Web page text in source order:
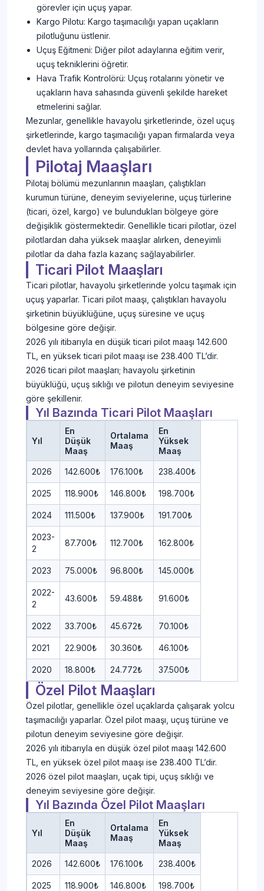
görevler için uçuş yapar.
Kargo Pilotu: Kargo taşımacılığı yapan uçakların
pilotluğunu üstlenir.
Uçuş Eğitmeni: Diğer pilot adaylarına eğitim verir,
uçuş tekniklerini öğretir.
Hava Trafik Kontrolörü: Uçuş rotalarını yönetir ve
uçakların hava sahasında güvenli şekilde hareket
etmelerini sağlar.
Mezunlar, genellikle havayolu şirketlerinde, özel uçuş
şirketlerinde, kargo taşımacılığı yapan firmalarda veya
devlet hava yollarında çalışabilirler.
Pilotaj Maaşları
Pilotaj bölümü mezunlarının maaşları, çalıştıkları
kurumun türüne, deneyim seviyelerine, uçuş türlerine
(ticari, özel, kargo) ve bulundukları bölgeye göre
değişiklik göstermektedir. Genellikle ticari pilotlar, özel
pilotlardan daha yüksek maaşlar alırken, deneyimli
pilotlar da daha fazla kazanç sağlayabilirler.
Ticari Pilot Maaşları
Ticari pilotlar, havayolu şirketlerinde yolcu taşımak için
uçuş yaparlar. Ticari pilot maaşı, çalıştıkları havayolu
şirketinin büyüklüğüne, uçuş süresine ve uçuş
bölgesine göre değişir.
2026 yılı itibarıyla en düşük ticari pilot maaşı 142.600
TL, en yüksek ticari pilot maaşı ise 238.400 TL’dir.
2026 ticari pilot maaşları; havayolu şirketinin
büyüklüğü, uçuş sıklığı ve pilotun deneyim seviyesine
göre şekillenir.
Yıl Bazında Ticari Pilot Maaşları
Yıl
En
Düşük
Maaş
Ortalama
Maaş
En
Yüksek
Maaş
2026 142.600₺ 176.100₺ 238.400₺
2025 118.900₺ 146.800₺ 198.700₺
2024 111.500₺ 137.900₺ 191.700₺
2023-
2
87.700₺ 112.700₺ 162.800₺
2023 75.000₺ 96.800₺ 145.000₺
2022-
2
43.600₺ 59.488₺ 91.600₺
2022 33.700₺ 45.672₺ 70.100₺
2021 22.900₺ 30.360₺ 46.100₺
2020 18.800₺ 24.772₺ 37.500₺
Özel Pilot Maaşları
Özel pilotlar, genellikle özel uçaklarda çalışarak yolcu
taşımacılığı yaparlar. Özel pilot maaşı, uçuş türüne ve
pilotun deneyim seviyesine göre değişir.
2026 yılı itibarıyla en düşük özel pilot maaşı 142.600
TL, en yüksek özel pilot maaşı ise 238.400 TL’dir.
2026 özel pilot maaşları, uçak tipi, uçuş sıklığı ve
deneyim seviyesine göre değişir.
Yıl Bazında Özel Pilot Maaşları
Yıl
En
Düşük
Maaş
Ortalama
Maaş
En
Yüksek
Maaş
2026 142.600₺ 176.100₺ 238.400₺
2025 118.900₺ 146.800₺ 198.700₺